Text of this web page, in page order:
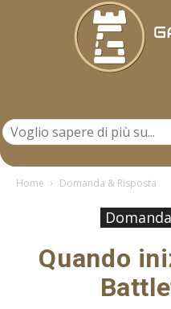
Home Domanda & Risposta
Quando